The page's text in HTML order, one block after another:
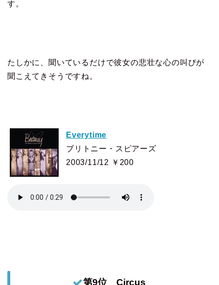
す。
たしかに、聞いているだけで彼女の悲壮な心の叫びが
聞こえてきそうですね。
Everytime
ブリトニー・スピアーズ
2003/11/12 ￥200
第9位 Circus